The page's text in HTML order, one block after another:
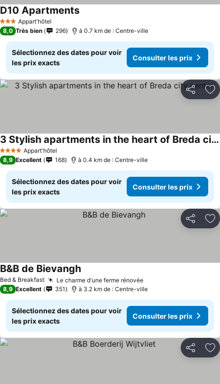
3 ÉtoilesAppart'hôtel
D10 Apartments
8,0 Très bien 296 à 0.7 km de : Centre-ville
Sélectionnez des dates pour voir
les prix exacts
Consulter les prix
Partager
4 Étoiles Appart'hôtel
3 Stylish apartments in the heart of Breda city center
8,9 Excellent 168 à 0.4 km de : Centre-ville
Sélectionnez des dates pour voir
les prix exacts
Consulter les prix
Partager
Bed & Breakfast Le charme d'une ferme rénovée
B&B de Bievangh
8,9 Excellent 351 à 3.2 km de : Centre-ville
Sélectionnez des dates pour voir
les prix exacts
Consulter les prix
Partager